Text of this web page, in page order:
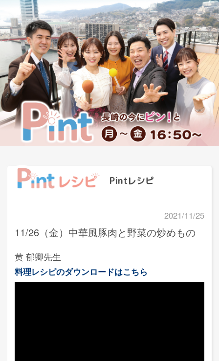
Pintレシピ
2021/11/25
11/26（金）中華風豚肉と野菜の炒めもの
黄 郁卿先生
料理レシピのダウンロードはこちら